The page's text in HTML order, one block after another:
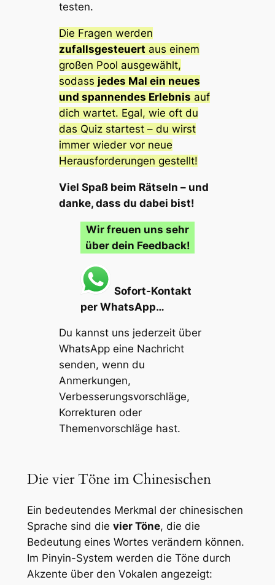
testen.
Die Fragen werden
zufallsgesteuert aus einem
großen Pool ausgewählt,
sodass jedes Mal ein neues
und spannendes Erlebnis auf
dich wartet. Egal, wie oft du
das Quiz startest – du wirst
immer wieder vor neue
Herausforderungen gestellt!
Viel Spaß beim Rätseln – und
danke, dass du dabei bist!
Wir freuen uns sehr
über dein Feedback!
Sofort-Kontakt
per WhatsApp…
Du kannst uns jederzeit über
WhatsApp eine Nachricht
senden, wenn du
Anmerkungen,
Verbesserungsvorschläge,
Korrekturen oder
Themenvorschläge hast.
Die vier Töne im Chinesischen
Ein bedeutendes Merkmal der chinesischen
Sprache sind die vier Töne, die die
Bedeutung eines Wortes verändern können.
Im Pinyin-System werden die Töne durch
Akzente über den Vokalen angezeigt: